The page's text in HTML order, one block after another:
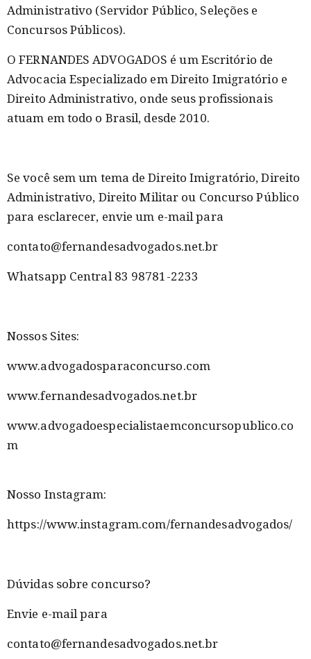
Administrativo (Servidor Público, Seleções e
Concursos Públicos).
O FERNANDES ADVOGADOS é um Escritório de
Advocacia Especializado em Direito Imigratório e
Direito Administrativo, onde seus profissionais
atuam em todo o Brasil, desde 2010.
Se você sem um tema de Direito Imigratório, Direito
Administrativo, Direito Militar ou Concurso Público
para esclarecer, envie um e-mail para
contato@fernandesadvogados.net.br
Whatsapp Central 83 98781-2233
Nossos Sites:
www.advogadosparaconcurso.com
www.fernandesadvogados.net.br
www.advogadoespecialistaemconcursopublico.co
m
Nosso Instagram:
https://www.instagram.com/fernandesadvogados/
Dúvidas sobre concurso?
Envie e-mail para
contato@fernandesadvogados.net.br